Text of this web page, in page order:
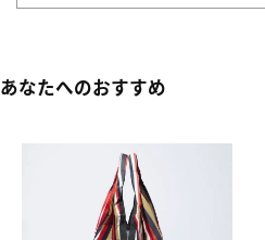
あなたへのおすすめ